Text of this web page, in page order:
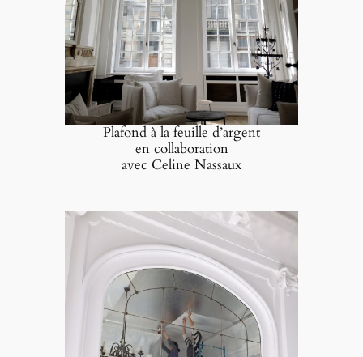
Plafond à la feuille d’argent
en collaboration
avec Celine Nassaux